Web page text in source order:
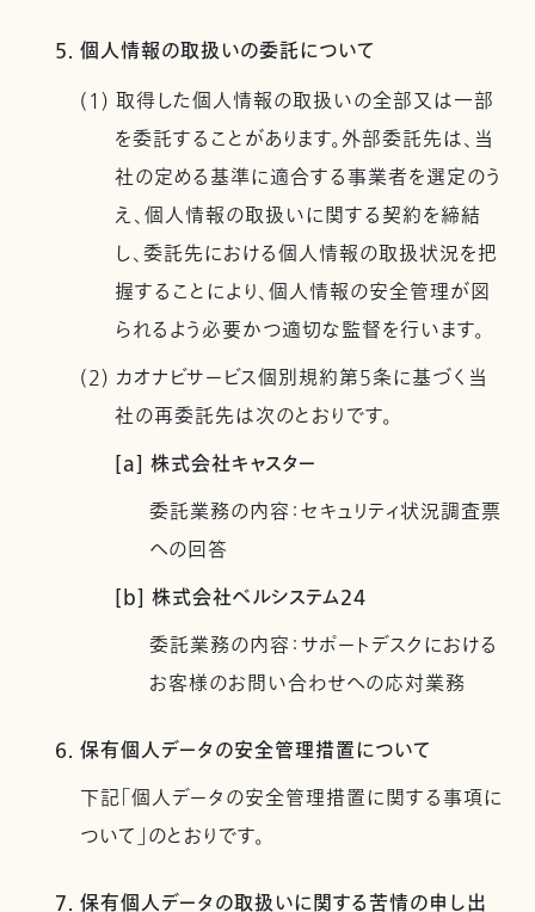
5. 個人情報の取扱いの委託について
(1) 取得した個人情報の取扱いの全部又は一部
を委託することがあります。外部委託先は、当
社の定める基準に適合する事業者を選定のう
え、個人情報の取扱いに関する契約を締結
し、委託先における個人情報の取扱状況を把
握することにより、個人情報の安全管理が図
られるよう必要かつ適切な監督を行います。
(2) カオナビサービス個別規約第5条に基づく当
社の再委託先は次のとおりです。
[a] 株式会社キャスター
委託業務の内容：セキュリティ状況調査票
への回答
[b] 株式会社ベルシステム24
委託業務の内容：サポートデスクにおける
お客様のお問い合わせへの応対業務
6. 保有個人データの安全管理措置について
下記「個人データの安全管理措置に関する事項に
ついて」のとおりです。
7. 保有個人データの取扱いに関する苦情の申し出